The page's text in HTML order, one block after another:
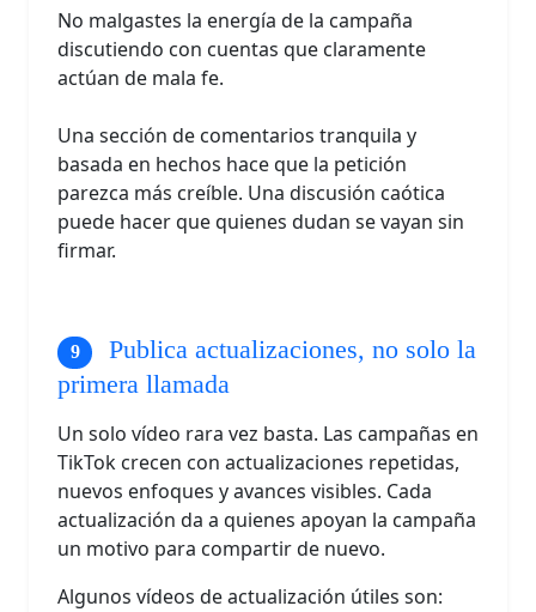
No malgastes la energía de la campaña
discutiendo con cuentas que claramente
actúan de mala fe.
Una sección de comentarios tranquila y
basada en hechos hace que la petición
parezca más creíble. Una discusión caótica
puede hacer que quienes dudan se vayan sin
firmar.
Publica actualizaciones, no solo la
primera llamada
Un solo vídeo rara vez basta. Las campañas en
TikTok crecen con actualizaciones repetidas,
nuevos enfoques y avances visibles. Cada
actualización da a quienes apoyan la campaña
un motivo para compartir de nuevo.
Algunos vídeos de actualización útiles son: